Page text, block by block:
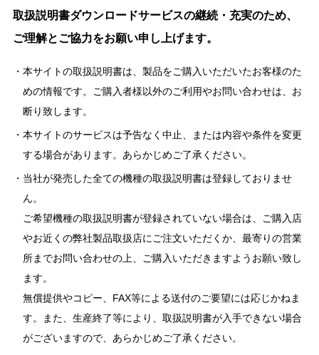
取扱説明書ダウンロードサービスの継続・充実のため、
ご理解とご協力をお願い申し上げます。
本サイトの取扱説明書は、製品をご購入いただいたお客様のた
めの情報です。ご購入者様以外のご利用やお問い合わせは、お
断り致します。
本サイトのサービスは予告なく中止、または内容や条件を変更
する場合があります。あらかじめご了承ください。
当社が発売した全ての機種の取扱説明書は登録しておりませ
ん。
ご希望機種の取扱説明書が登録されていない場合は、ご購入店
やお近くの弊社製品取扱店にご注文いただくか、最寄りの営業
所までお問い合わせの上、ご購入いただきますようお願い致し
ます。
無償提供やコピー、FAX等による送付のご要望には応じかねま
す。また、生産終了等により、取扱説明書が入手できない場合
がございますので、あらかじめご了承ください。